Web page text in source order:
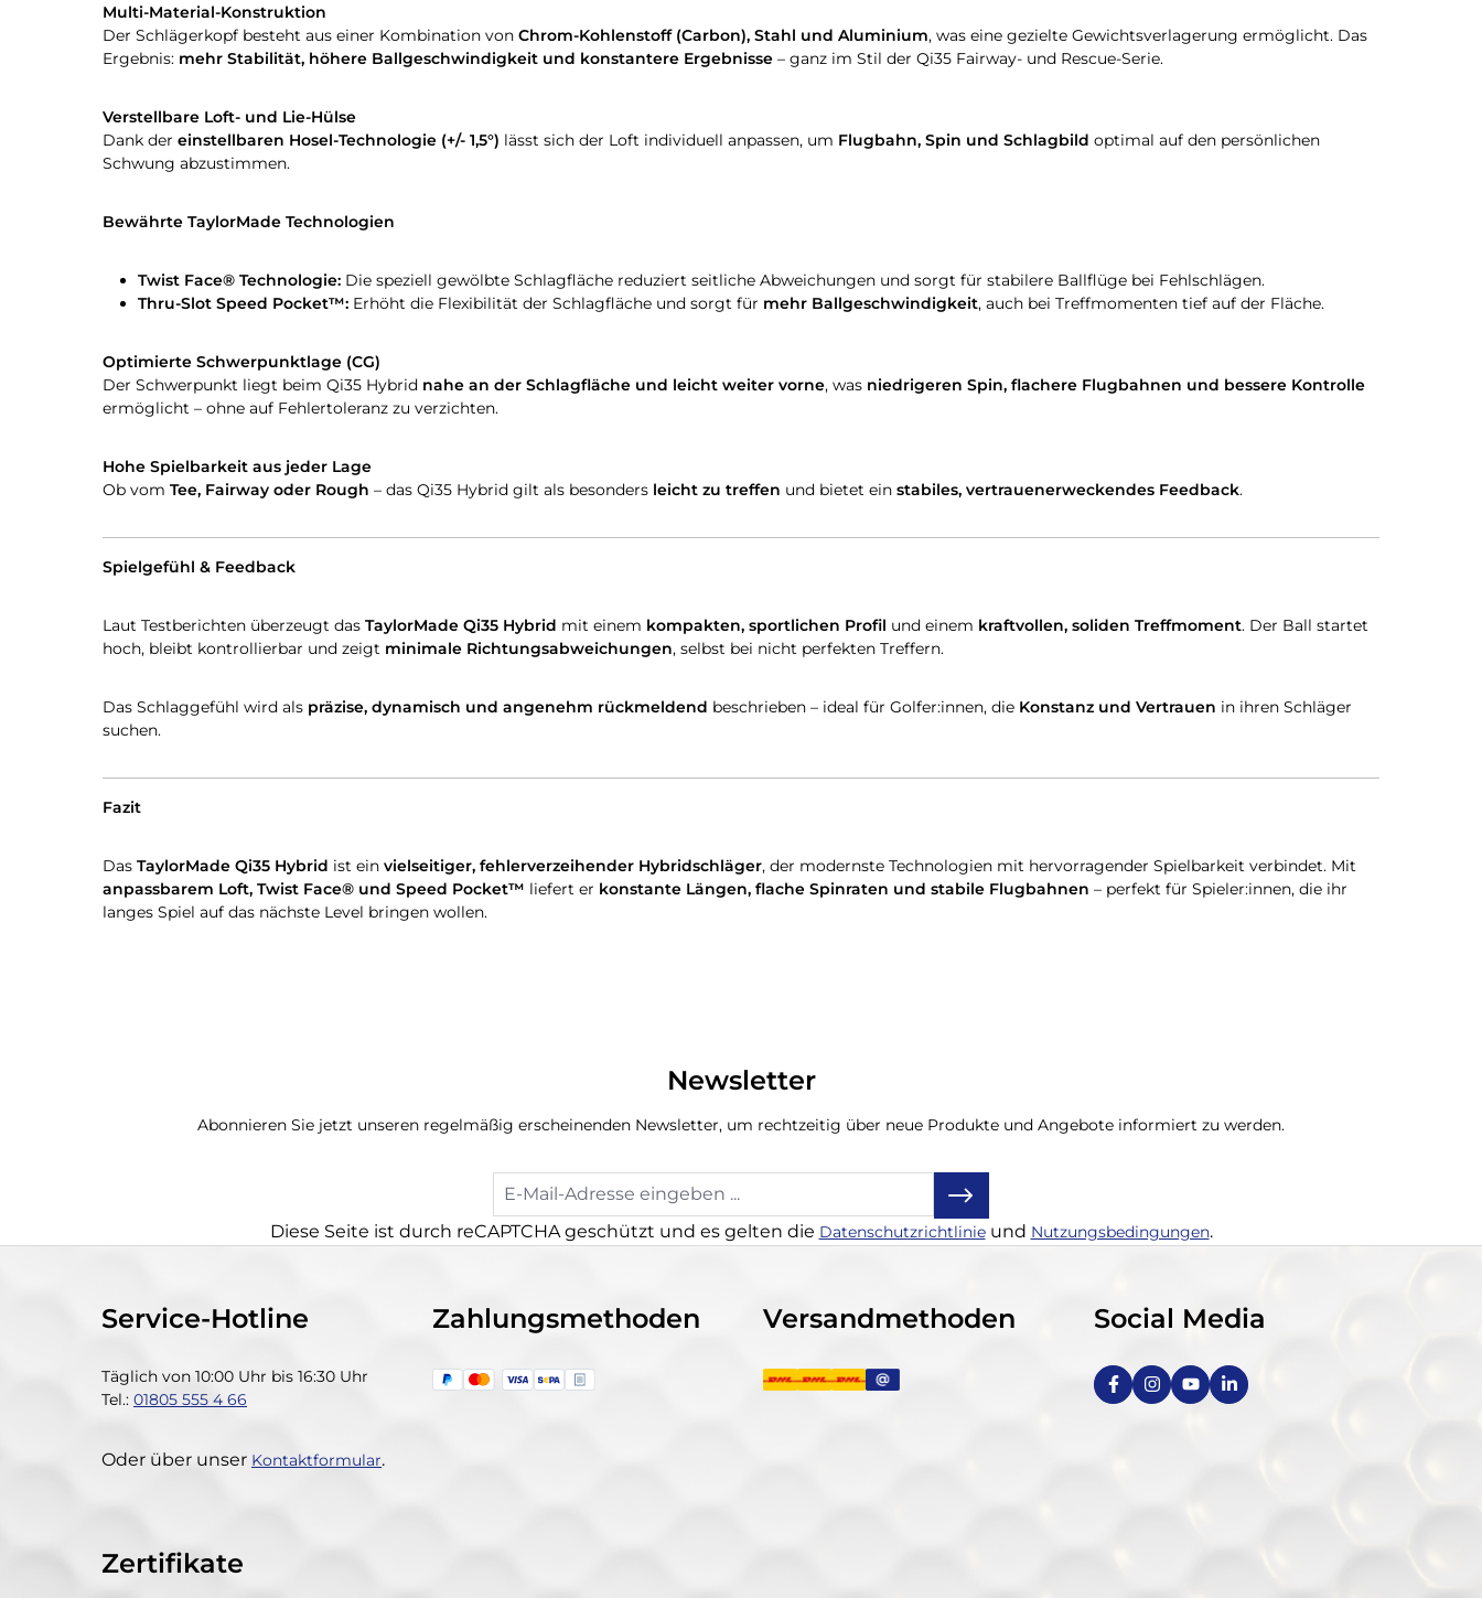
Multi-Material-Konstruktion
Der Schlägerkopf besteht aus einer Kombination von Chrom-Kohlenstoff (Carbon), Stahl und Aluminium, was eine gezielte Gewichtsverlagerung ermöglicht. Das
Ergebnis: mehr Stabilität, höhere Ballgeschwindigkeit und konstantere Ergebnisse – ganz im Stil der Qi35 Fairway- und Rescue-Serie.
Verstellbare Loft- und Lie-Hülse
Dank der einstellbaren Hosel-Technologie (+/- 1,5°) lässt sich der Loft individuell anpassen, um Flugbahn, Spin und Schlagbild optimal auf den persönlichen
Schwung abzustimmen.
Bewährte TaylorMade Technologien
Twist Face® Technologie: Die speziell gewölbte Schlagfläche reduziert seitliche Abweichungen und sorgt für stabilere Ballflüge bei Fehlschlägen.
Thru-Slot Speed Pocket™: Erhöht die Flexibilität der Schlagfläche und sorgt für mehr Ballgeschwindigkeit, auch bei Treffmomenten tief auf der Fläche.
Optimierte Schwerpunktlage (CG)
Der Schwerpunkt liegt beim Qi35 Hybrid nahe an der Schlagfläche und leicht weiter vorne, was niedrigeren Spin, flachere Flugbahnen und bessere Kontrolle
ermöglicht – ohne auf Fehlertoleranz zu verzichten.
Hohe Spielbarkeit aus jeder Lage
Ob vom Tee, Fairway oder Rough – das Qi35 Hybrid gilt als besonders leicht zu treffen und bietet ein stabiles, vertrauenerweckendes Feedback.
Spielgefühl & Feedback
Laut Testberichten überzeugt das TaylorMade Qi35 Hybrid mit einem kompakten, sportlichen Profil und einem kraftvollen, soliden Treffmoment. Der Ball startet
hoch, bleibt kontrollierbar und zeigt minimale Richtungsabweichungen, selbst bei nicht perfekten Treffern.
Das Schlaggefühl wird als präzise, dynamisch und angenehm rückmeldend beschrieben – ideal für Golfer:innen, die Konstanz und Vertrauen in ihren Schläger
suchen.
Fazit
Das TaylorMade Qi35 Hybrid ist ein vielseitiger, fehlerverzeihender Hybridschläger, der modernste Technologien mit hervorragender Spielbarkeit verbindet. Mit
anpassbarem Loft, Twist Face® und Speed Pocket™ liefert er konstante Längen, flache Spinraten und stabile Flugbahnen – perfekt für Spieler:innen, die ihr
langes Spiel auf das nächste Level bringen wollen.
Newsletter
Abonnieren Sie jetzt unseren regelmäßig erscheinenden Newsletter, um rechtzeitig über neue Produkte und Angebote informiert zu werden.
Diese Seite ist durch reCAPTCHA geschützt und es gelten die Datenschutzrichtlinieund Nutzungsbedingungen.
Service-Hotline
Täglich von 10:00 Uhr bis 16:30 Uhr
Tel.: 01805 555 4 66
Oder über unser Kontaktformular.
Zahlungsmethoden Versandmethoden Social Media
Zertifikate